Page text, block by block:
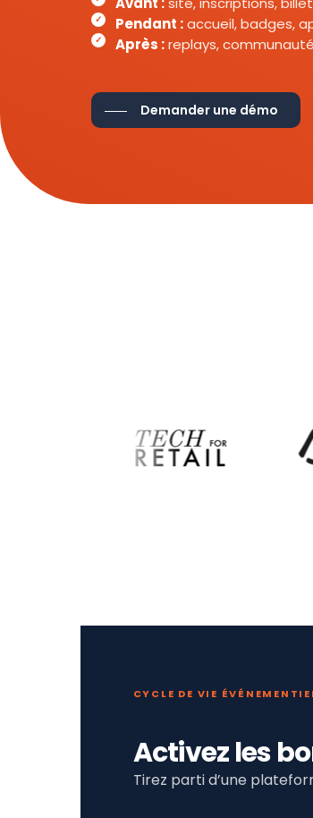
Pendant :accueil, badges,
Après :replays,
Demander une démo
CYCLE DE VIE
Activez les
Tirez parti d’une